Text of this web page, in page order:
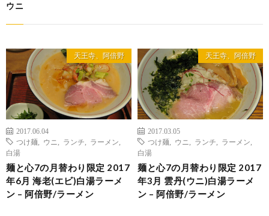
ウニ
天王寺、阿倍野
2017.06.04
つけ麺
ウニ ランチ ラーメン
白湯
麺と心7の月替わり限定 2017
年6月 海老(エビ)白湯ラーメ
ン – 阿倍野/ラーメン
天王寺、阿倍野
2017.03.05
つけ麺
ウニ ランチ ラーメン
白湯
麺と心7の月替わり限定 2017
年3月 雲丹(ウニ)白湯ラーメ
ン – 阿倍野/ラーメン